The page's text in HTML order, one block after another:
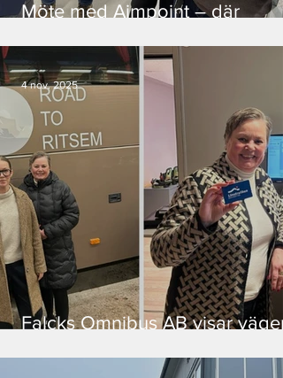
Möte med Aimpoint – där
går hand i hand
Falcks Omnibus AB visar vägen
4 nov. 2025